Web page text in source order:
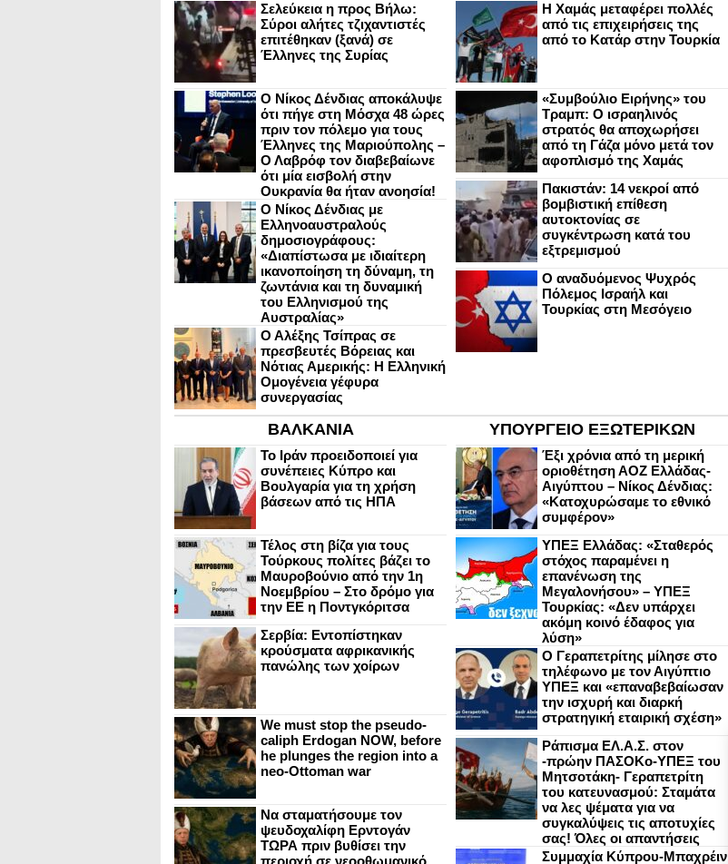
Σελεύκεια η προς Βήλω:
Σύροι αλήτες τζιχαντιστές
επιτέθηκαν (ξανά) σε
Έλληνες της Συρίας
Ο Νίκος Δένδιας αποκάλυψε
ότι πήγε στη Μόσχα 48 ώρες
πριν τον πόλεμο για τους
Έλληνες της Μαριούπολης –
Ο Λαβρόφ τον διαβεβαίωνε
ότι μία εισβολή στην
Ουκρανία θα ήταν ανοησία!
Ο Νίκος Δένδιας με
Ελληνοαυστραλούς
δημοσιογράφους:
«Διαπίστωσα με ιδιαίτερη
ικανοποίηση τη δύναμη, τη
ζωντάνια και τη δυναμική
του Ελληνισμού της
Αυστραλίας»
Ο Αλέξης Τσίπρας σε
πρεσβευτές Βόρειας και
Νότιας Αμερικής: Η Ελληνική
Ομογένεια γέφυρα
συνεργασίας
Η Χαμάς μεταφέρει πολλές
από τις επιχειρήσεις της
από το Κατάρ στην Τουρκία
«Συμβούλιο Ειρήνης» του
Τραμπ: Ο ισραηλινός
στρατός θα αποχωρήσει
από τη Γάζα μόνο μετά τον
αφοπλισμό της Χαμάς
Πακιστάν: 14 νεκροί από
βομβιστική επίθεση
αυτοκτονίας σε
συγκέντρωση κατά του
εξτρεμισμού
Ο αναδυόμενος Ψυχρός
Πόλεμος Ισραήλ και
Τουρκίας στη Μεσόγειο
ΒΑΛΚΑΝΙΑ
Το Ιράν προειδοποιεί για
συνέπειες Κύπρο και
Βουλγαρία για τη χρήση
βάσεων από τις ΗΠΑ
Τέλος στη βίζα για τους
Τούρκους πολίτες βάζει το
Μαυροβούνιο από την 1η
Νοεμβρίου – Στο δρόμο για
την ΕΕ η Ποντγκόριτσα
Σερβία: Εντοπίστηκαν
κρούσματα αφρικανικής
πανώλης των χοίρων
We must stop the pseudo-
caliph Erdogan NOW, before
he plunges the region into a
neo-Ottoman war
Να σταματήσουμε τον
ψευδοχαλίφη Ερντογάν
ΤΩΡΑ πριν βυθίσει την
περιοχή σε νεοοθωμανικό
ΥΠΟΥΡΓΕΙΟ ΕΞΩΤΕΡΙΚΩΝ
Έξι χρόνια από τη μερική
οριοθέτηση ΑΟΖ Ελλάδας-
Αιγύπτου – Νίκος Δένδιας:
«Κατοχυρώσαμε το εθνικό
συμφέρον»
ΥΠΕΞ Ελλάδας: «Σταθερός
στόχος παραμένει η
επανένωση της
Μεγαλονήσου» – ΥΠΕΞ
Τουρκίας: «Δεν υπάρχει
ακόμη κοινό έδαφος για
λύση»
Ο Γεραπετρίτης μίλησε στο
τηλέφωνο με τον Αιγύπτιο
ΥΠΕΞ και «επαναβεβαίωσαν
την ισχυρή και διαρκή
στρατηγική εταιρική σχέση»
Ράπισμα ΕΛ.Α.Σ. στον
-πρώην ΠΑΣΟΚο-ΥΠΕΞ του
Μητσοτάκη- Γεραπετρίτη
του κατευνασμού: Σταμάτα
να λες ψέματα για να
συγκαλύψεις τις αποτυχίες
σας! Όλες οι απαντήσεις
Συμμαχία Κύπρου-Μπαχρέιν